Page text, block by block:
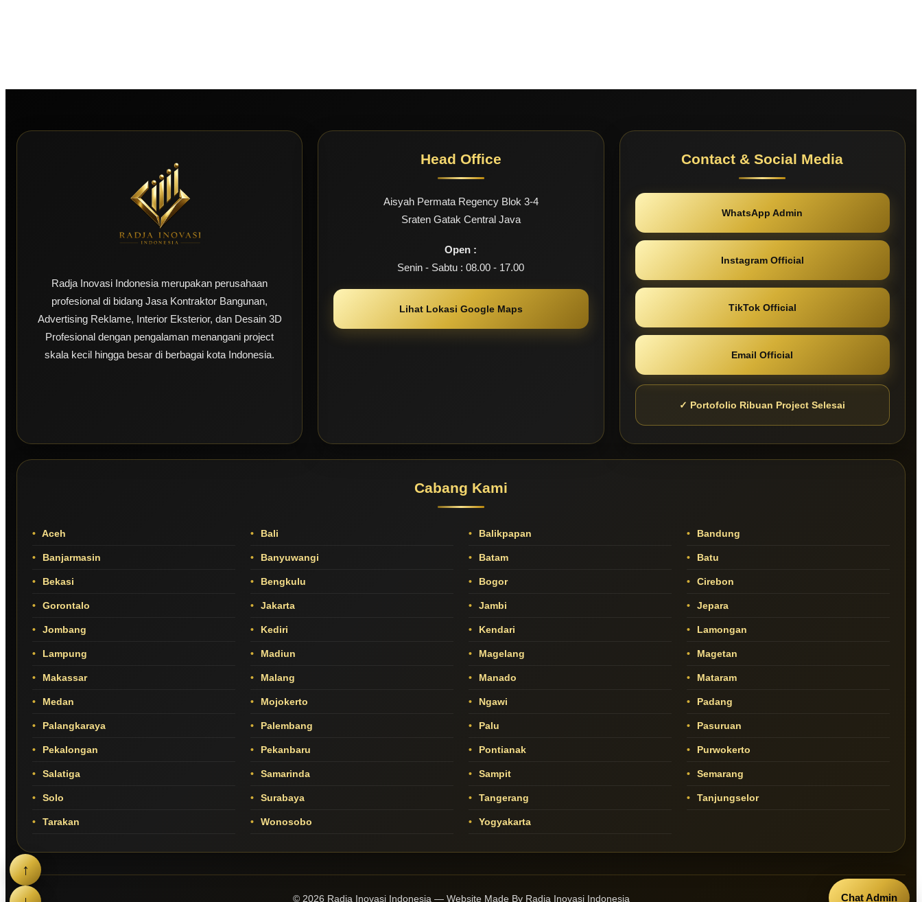
Radja Inovasi Indonesia merupakan perusahaan
profesional di bidang Jasa Kontraktor Bangunan,
Advertising Reklame, Interior Eksterior, dan Desain 3D
Profesional dengan pengalaman menangani project
skala kecil hingga besar di berbagai kota Indonesia.
Head Office
Aisyah Permata Regency Blok 3-4
Sraten Gatak Central Java
Open :
Senin - Sabtu : 08.00 - 17.00
Lihat Lokasi Google Maps
Contact & Social Media
WhatsApp Admin
Instagram Official
TikTok Official
Email Official
✓ Portofolio Ribuan Project Selesai
Cabang Kami
Aceh Bali Balikpapan Bandung
Banjarmasin Banyuwangi Batam Batu
Bekasi Bengkulu Bogor Cirebon
Gorontalo Jakarta Jambi Jepara
Jombang Kediri Kendari Lamongan
Lampung Madiun Magelang Magetan
Makassar Malang Manado Mataram
Medan Mojokerto Ngawi Padang
Palangkaraya Palembang Palu Pasuruan
Pekalongan Pekanbaru Pontianak Purwokerto
Salatiga Samarinda Sampit Semarang
Solo Surabaya Tangerang Tanjungselor
Tarakan Wonosobo Yogyakarta
© 2026 Radja Inovasi Indonesia — Website Made By Radja Inovasi Indonesia
↑
Chat Admin